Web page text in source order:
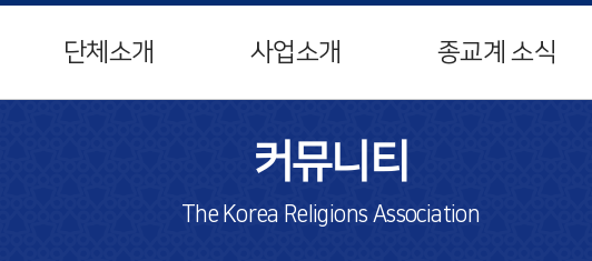
단체소개 사업소개 종교계 소식
커뮤니티
The Korea Religions Association